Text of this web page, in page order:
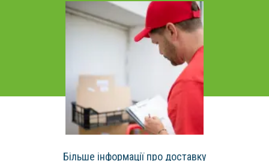
Більше інформації про доставку